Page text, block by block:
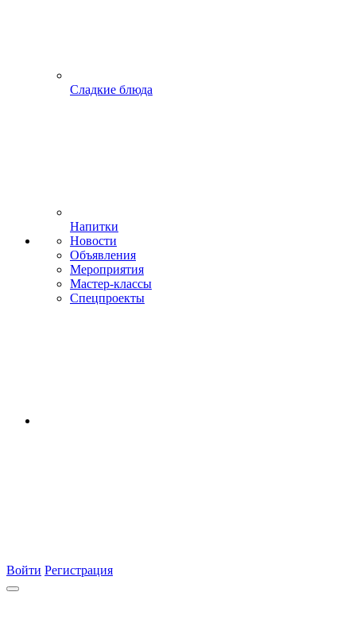
Сладкие блюда
Напитки
Новости
Объявления
Мероприятия
Мастер-классы
Спецпроекты
Войти Регистрация